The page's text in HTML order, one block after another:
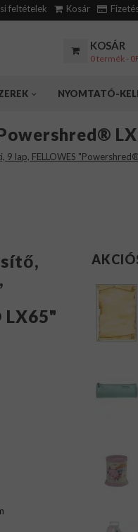
feltételek Kosár
KOSÁR
0 termék -
NYOMTATÓ-
9 lap, FELLOWES